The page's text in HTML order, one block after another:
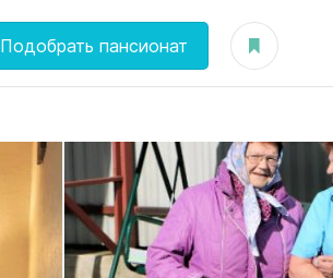
Подобрать пансионат